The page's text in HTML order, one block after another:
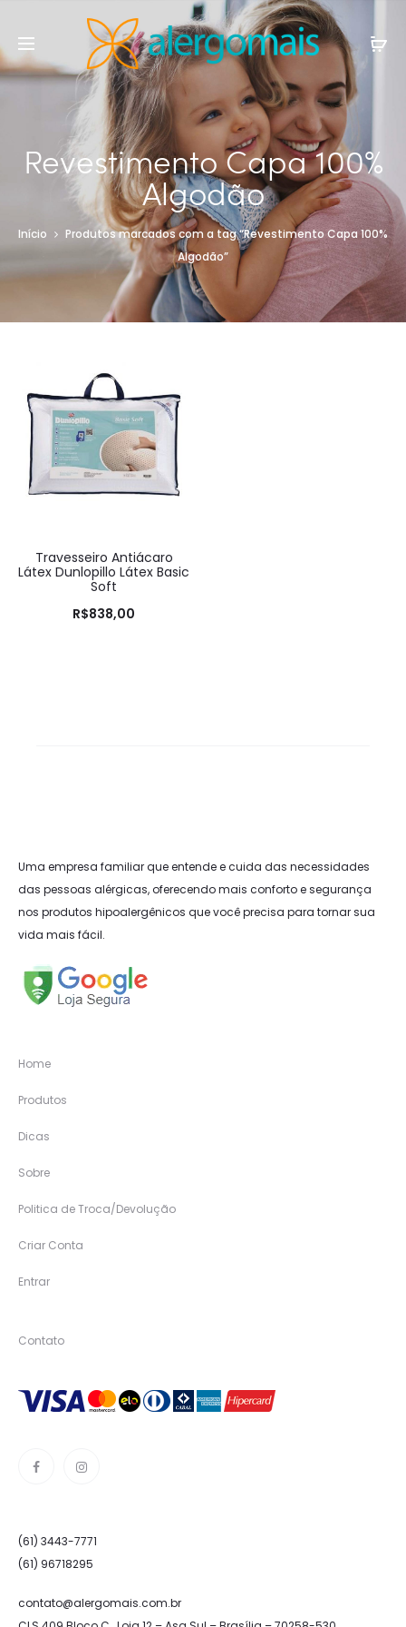
Revestimento Capa 100%
Algodão
Início
Produtos marcados com a tag “Revestimento Capa 100%
Algodão”
Travesseiro Antiácaro
Látex Dunlopillo Látex Basic
Soft
R$838,00
Uma empresa familiar que entende e cuida das necessidades
das pessoas alérgicas, oferecendo mais conforto e segurança
nos produtos hipoalergênicos que você precisa para tornar sua
vida mais fácil.
Home
Produtos
Dicas
Sobre
Politica de Troca/Devolução
Criar Conta
Entrar
Contato
(61) 3443-7771
(61) 96718295
contato@alergomais.com.br